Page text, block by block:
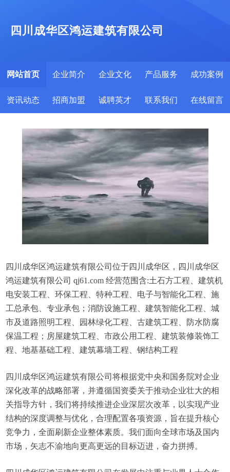
四川成华区鸿运建筑有限公司
网站首页 企业简介 企业文化 产品服务 成功案例
资讯动态 招商加盟 诚聘英才 联系我们 在线留言
四川成华区鸿运建筑有限公司位于四川成华区，四川成华区
鸿运建筑有限公司 qj61.com 经营范围含:土石方工程、建筑机
电安装工程、环保工程、特种工程、电子与智能化工程、施
工总承包、专业承包；消防设施工程、建筑智能化工程、城
市及道路照明工程、园林绿化工程、古建筑工程、防水防腐
保温工程；房屋建筑工程、市政公用工程、建筑装修装饰工
程、地基基础工程、建筑幕墙工程、钢结构工程
四川成华区鸿运建筑有限公司将根据党中央和国务院对企业
深化改革的战略部署，并遵循国资委关于推动企业壮大的相
关指导方针，我们将持续推进企业深层次改革，以实现产业
结构的深度调整与优化，合理配置各项资源，旨在提升核心
竞争力，全面刷新企业整体素质。我们面向全球市场及国内
市场，矢志不渝地向更高更远的目标迈进，奋力拼搏。